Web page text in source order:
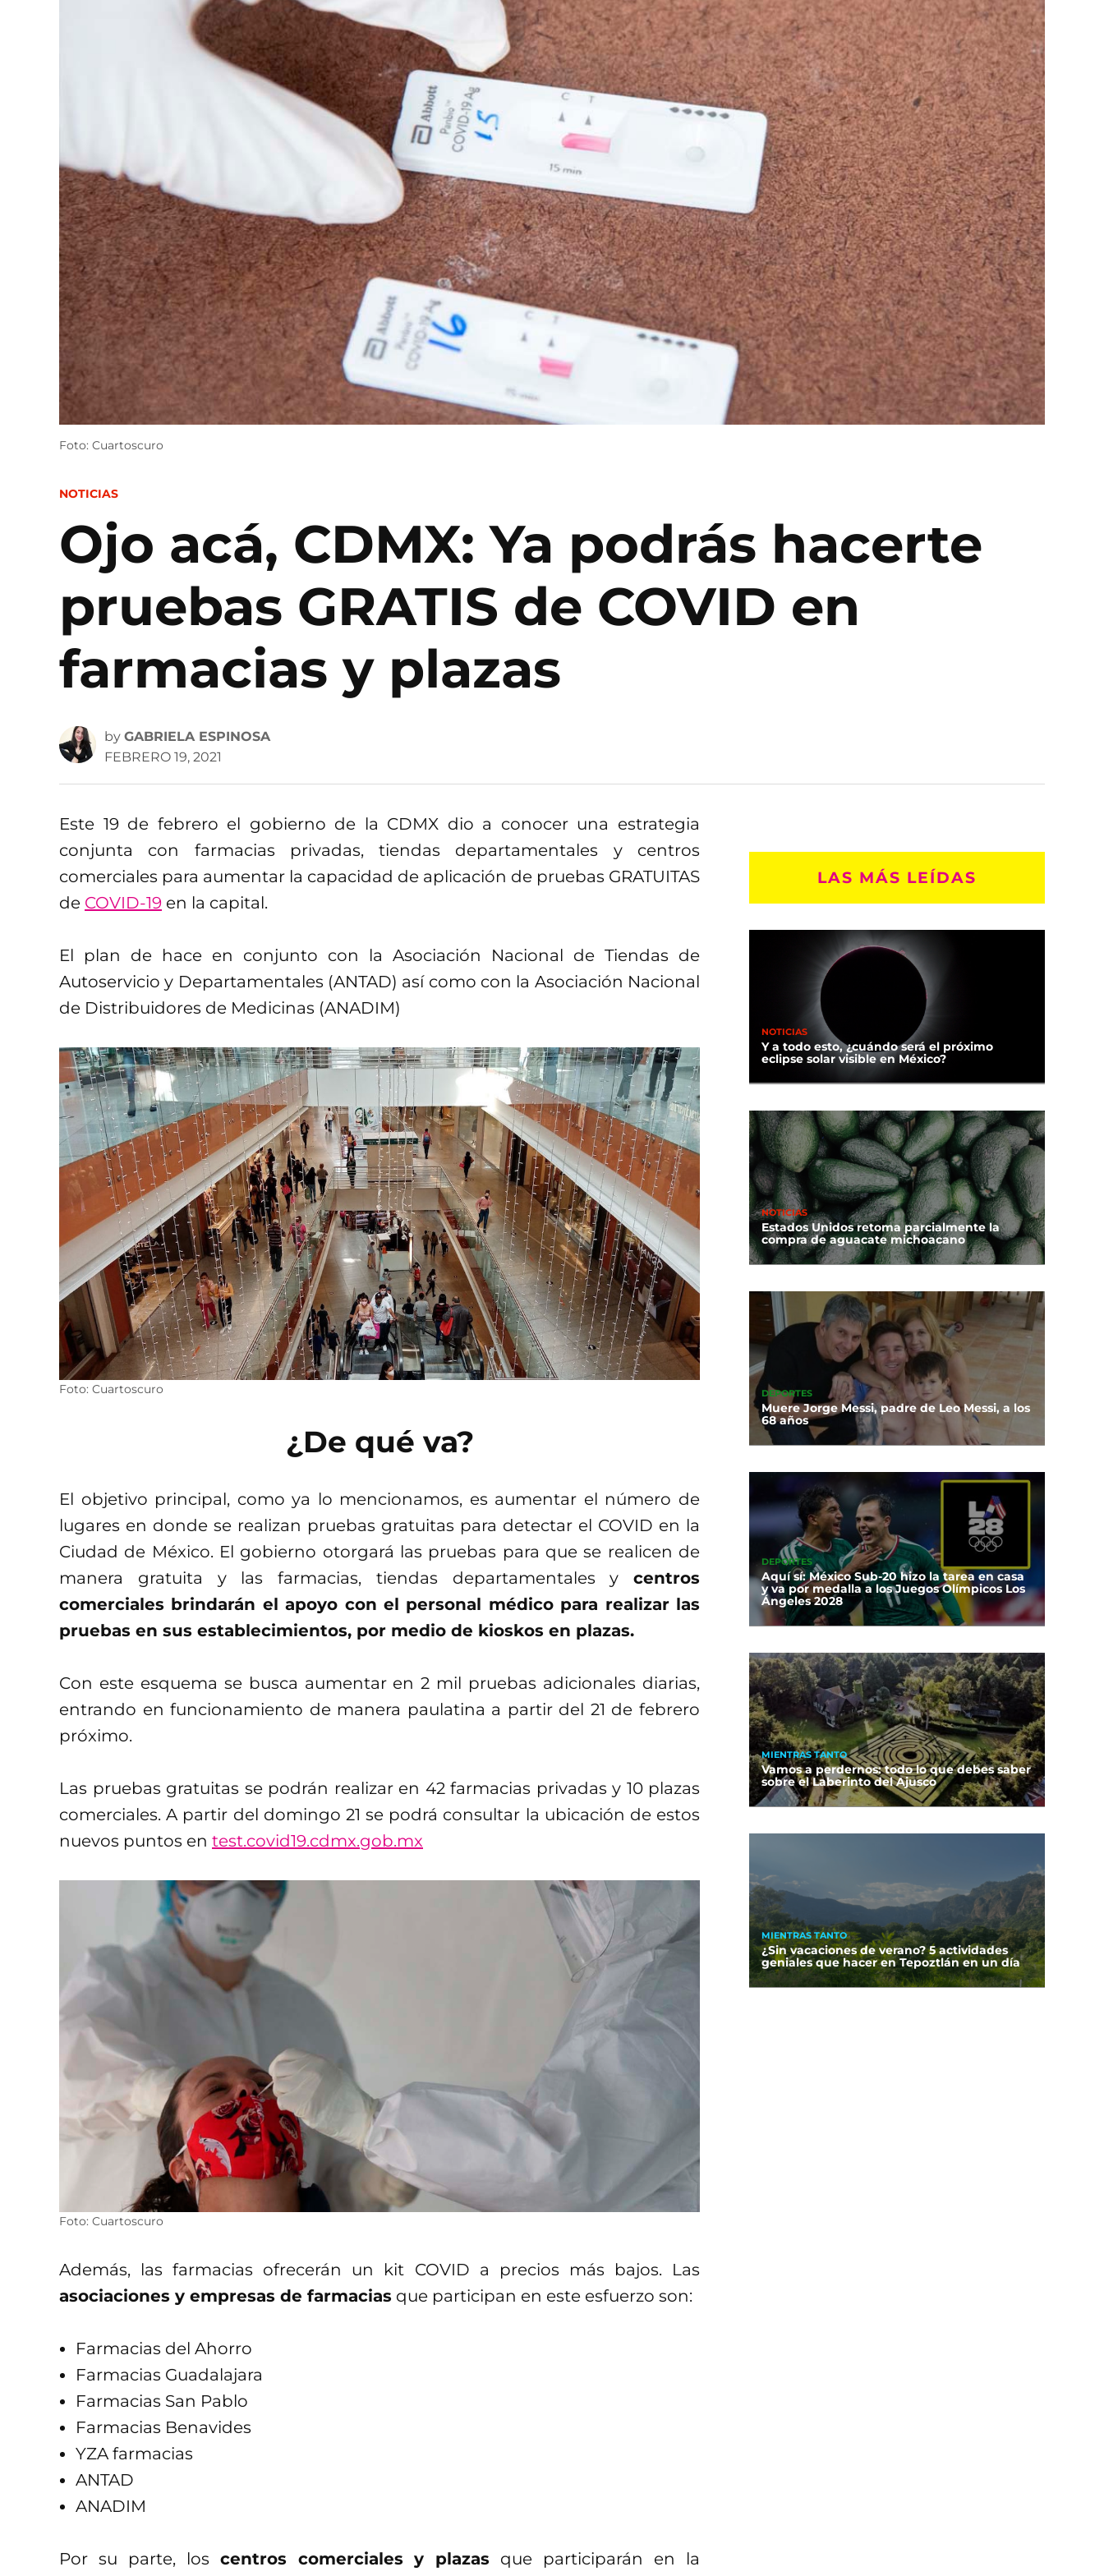
Foto: Cuartoscuro
POSTED
NOTICIAS
Ojo acá, CDMX: Ya podrás hacerte
pruebas GRATIS de COVID en
farmacias y plazas
by GABRIELA ESPINOSA
FEBRERO 19, 2021
Este 19 de febrero el gobierno de la CDMX dio a conocer una estrategia
conjunta con farmacias privadas, tiendas departamentales y centros
comerciales para aumentar la capacidad de aplicación de pruebas GRATUITAS
de COVID-19 en la capital.
El plan de hace en conjunto con la Asociación Nacional de Tiendas de
Autoservicio y Departamentales (ANTAD) así como con la Asociación Nacional
de Distribuidores de Medicinas (ANADIM)
Foto: Cuartoscuro
¿De qué va?
El objetivo principal, como ya lo mencionamos, es aumentar el número de
lugares en donde se realizan pruebas gratuitas para detectar el COVID en la
Ciudad de México. El gobierno otorgará las pruebas para que se realicen de
manera gratuita y las farmacias, tiendas departamentales y centros
comerciales brindarán el apoyo con el personal médico para realizar las
pruebas en sus establecimientos, por medio de kioskos en plazas.
Con este esquema se busca aumentar en 2 mil pruebas adicionales diarias,
entrando en funcionamiento de manera paulatina a partir del 21 de febrero
próximo.
Las pruebas gratuitas se podrán realizar en 42 farmacias privadas y 10 plazas
comerciales. A partir del domingo 21 se podrá consultar la ubicación de estos
nuevos puntos en test.covid19.cdmx.gob.mx
Foto: Cuartoscuro
Además, las farmacias ofrecerán un kit COVID a precios más bajos. Las
asociaciones y empresas de farmacias que participan en este esfuerzo son:
Farmacias del Ahorro
Farmacias Guadalajara
Farmacias San Pablo
Farmacias Benavides
YZA farmacias
ANTAD
ANADIM
Por su parte, los centros comerciales y plazas que participarán en la
LAS MÁS LEÍDAS
NOTICIAS
Y a todo esto, ¿cuándo será el próximo
eclipse solar visible en México?
NOTICIAS
Estados Unidos retoma parcialmente la
compra de aguacate michoacano
DEPORTES
Muere Jorge Messi, padre de Leo Messi, a los
68 años
DEPORTES
Aquí sí: México Sub-20 hizo la tarea en casa
y va por medalla a los Juegos Olímpicos Los
Ángeles 2028
MIENTRAS TANTO
Vamos a perdernos: todo lo que debes saber
sobre el Laberinto del Ajusco
MIENTRAS TANTO
¿Sin vacaciones de verano? 5 actividades
geniales que hacer en Tepoztlán en un día